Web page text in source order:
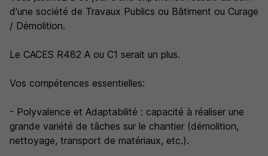
d'une société de Travaux Publics ou Bâtiment ou Curage
/ Démolition.
Le CACES R482 A ou C1 serait un plus.
Vos compétences essentielles:
- Polyvalence et Adaptabilité : capacité à réaliser une
grande variété de tâches sur le chantier (démolition,
nettoyage, transport de matériaux, etc.).